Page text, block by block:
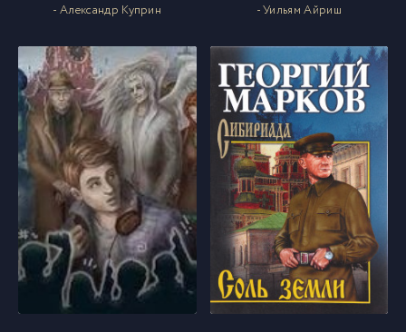
- Александр Куприн - Уильям Айриш